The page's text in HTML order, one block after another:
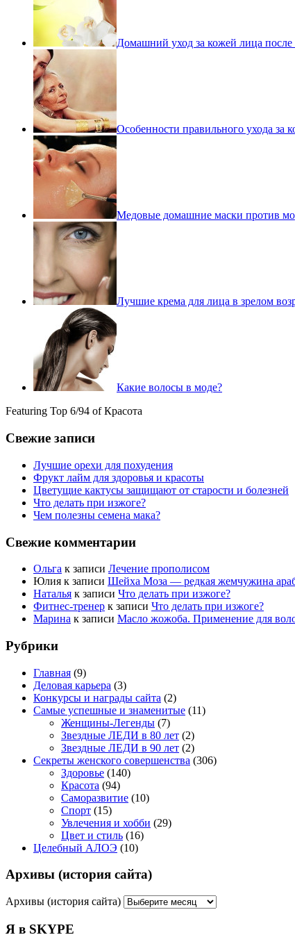
Домашний уход за кожей лица после
Особенности правильного ухода за
Медовые домашние маски против
Лучшие крема для лица в зрелом
Какие волосы в моде?
Featuring Top 6/94 of Красота
Свежие записи
Лучшие орехи для похудения
Фрукт лайм для здоровья и красоты
Цветущие кактусы защищают от старости и болезней
Что делать при изжоге?
Чем полезны семена мака?
Свежие комментарии
Ольга к записи Лечение прополисом
Юлия к записи Шейха Моза — редкая жемчужина
Наталья к записи Что делать при изжоге?
Фитнес-тренер к записи Что делать при изжоге?
Марина к записи Масло жожоба. Применение для
Рубрики
Главная (9)
Деловая карьера (3)
Конкурсы и награды сайта (2)
Самые успешные и знаменитые (11)
Женщины-Легенды (7)
Звездные ЛЕДИ в 80 лет (2)
Звездные ЛЕДИ в 90 лет (2)
Секреты женского совершенства (306)
Здоровье (140)
Красота (94)
Саморазвитие (10)
Спорт (15)
Увлечения и хобби (29)
Цвет и стиль (16)
Целебный АЛОЭ (10)
Архивы (история сайта)
Архивы (история сайта)
Я в SKYPE